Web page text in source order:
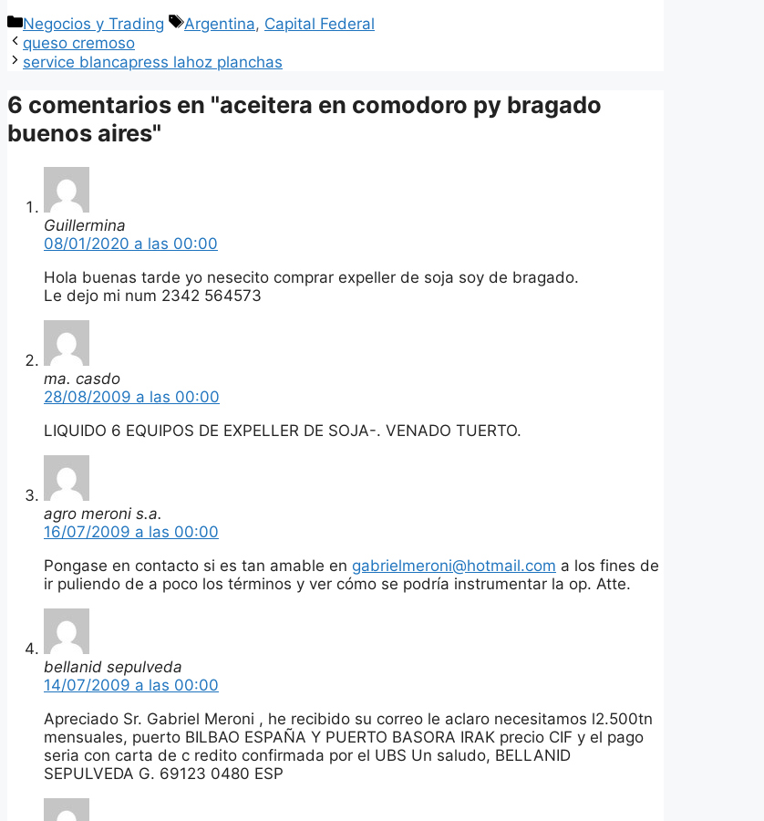
Categorías
Negocios y Trading Etiquetas
Argentina, Capital Federal
queso cremoso
service blancapress lahoz planchas
6 comentarios en "aceitera en comodoro py bragado
buenos aires"
Guillermina
08/01/2020 a las 00:00
Hola buenas tarde yo nesecito comprar expeller de soja soy de bragado.
Le dejo mi num 2342 564573
ma. casdo
28/08/2009 a las 00:00
LIQUIDO 6 EQUIPOS DE EXPELLER DE SOJA-. VENADO TUERTO.
agro meroni s.a.
16/07/2009 a las 00:00
Pongase en contacto si es tan amable en gabrielmeroni@hotmail.com a los fines de
ir puliendo de a poco los términos y ver cómo se podría instrumentar la op. Atte.
bellanid sepulveda
14/07/2009 a las 00:00
Apreciado Sr. Gabriel Meroni , he recibido su correo le aclaro necesitamos l2.500tn
mensuales, puerto BILBAO ESPAÑA Y PUERTO BASORA IRAK precio CIF y el pago
seria con carta de c redito confirmada por el UBS Un saludo, BELLANID
SEPULVEDA G. 69123 0480 ESP